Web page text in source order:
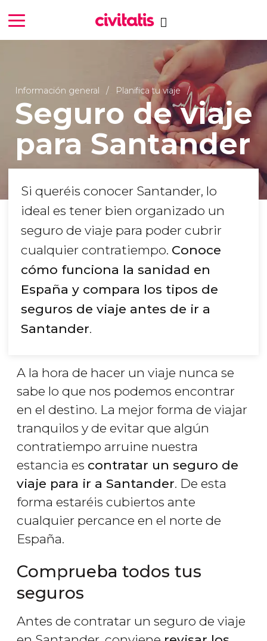
Información general Planifica tu viaje
Seguro de viaje
para Santander
Si queréis conocer Santander, lo
ideal es tener bien organizado un
seguro de viaje para poder cubrir
cualquier contratiempo. Conoce
cómo funciona la sanidad en
España y compara los tipos de
seguros de viaje antes de ir a
Santander.
A la hora de hacer un viaje nunca se
sabe lo que nos podemos encontrar
en el destino. La mejor forma de viajar
tranquilos y de evitar que algún
contratiempo arruine nuestra
estancia es contratar un seguro de
viaje para ir a Santander. De esta
forma estaréis cubiertos ante
cualquier percance en el norte de
España.
Comprueba todos tus
seguros
Antes de contratar un seguro de viaje